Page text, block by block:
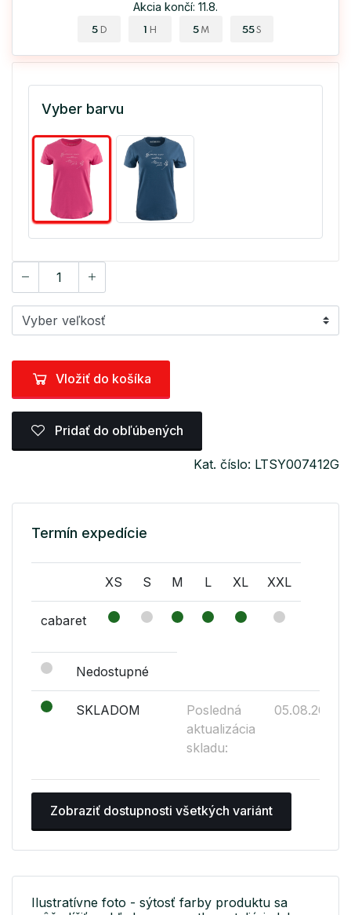
Akcia končí: 11.8.
5 D 1 H 5 M 55S
Vyber barvu
Vložiť do košíka
Pridať do obľúbených
Kat. číslo: LTSY007412G
Termín expedície
XS S M L XL XXL
cabaret
Nedostupné
SKLADOM
Posledná
aktualizácia
skladu:
05.08.2026
Zobraziť dostupnosti všetkých variánt
Ilustratívne foto - sýtosť farby produktu sa